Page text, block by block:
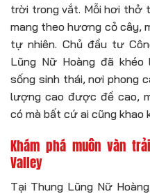
trời trong vắt. Mỗi hơi thở
mang theo hương cỏ cây,
tự nhiên. Chủ đầu tư
Lũng Nữ Hoàng đã
sống sinh thái, nơi phong
lượng cao được đề cao,
có mà bất cứ ai cũng khao
Khám phá muôn vàn
Valley
Tại Thung Lũng Nữ